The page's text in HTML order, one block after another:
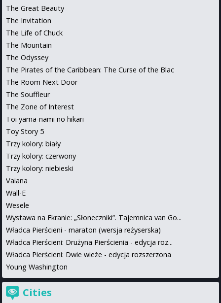
The Great Beauty
The Invitation
The Life of Chuck
The Mountain
The Odyssey
The Pirates of the Caribbean: The Curse of the Blac
The Room Next Door
The Souffleur
The Zone of Interest
Toi yama-nami no hikari
Toy Story 5
Trzy kolory: biały
Trzy kolory: czerwony
Trzy kolory: niebieski
Vaiana
Wall-E
Wesele
Wystawa na Ekranie: „Słoneczniki”. Tajemnica van Go...
Władca Pierścieni - maraton (wersja reżyserska)
Władca Pierścieni: Drużyna Pierścienia - edycja roz...
Władca Pierścieni: Dwie wieże - edycja rozszerzona
Young Washington
Cities